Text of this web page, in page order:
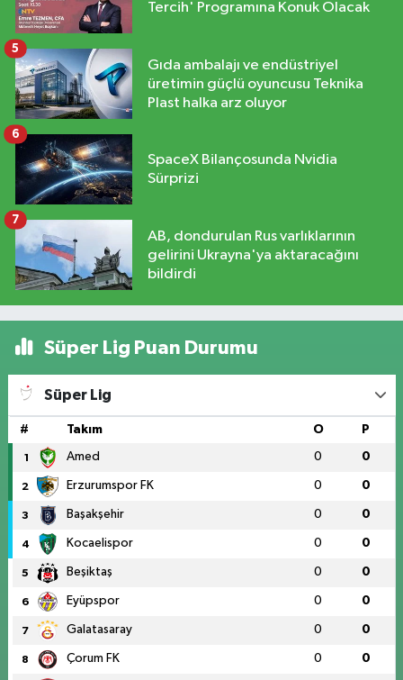
Tercih' Programına Konuk Olacak
Gıda ambalajı ve endüstriyel
üretimin güçlü oyuncusu Teknika
Plast halka arz oluyor
5
SpaceX Bilançosunda Nvidia
Sürprizi
6
AB, dondurulan Rus varlıklarının
gelirini Ukrayna'ya aktaracağını
bildirdi
7
Süper Lig Puan Durumu
Süper Lig
# Takım O P
1 Amed 0 0
2 Erzurumspor FK 0 0
3 Başakşehir 0 0
4 Kocaelispor 0 0
5 Beşiktaş 0 0
6 Eyüpspor 0 0
7 Galatasaray 0 0
8 Çorum FK 0 0